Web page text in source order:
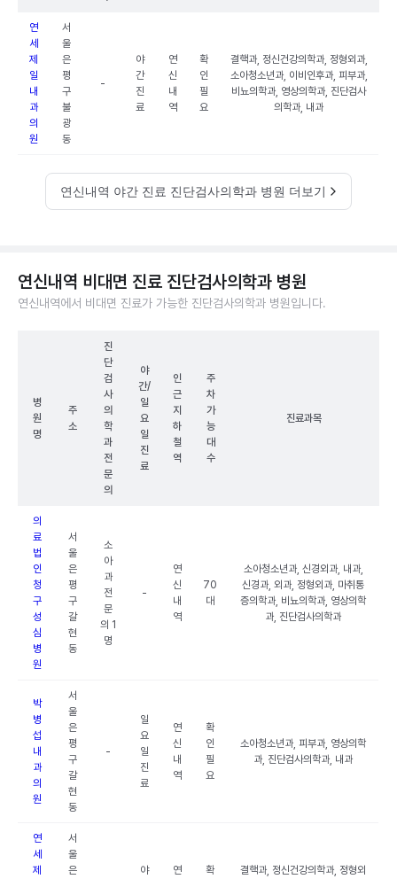
연
세
제
일
내
과
의
원
서
울
은
평
구
불
광
동
-
야
간
진
료
연
신
내
역
확
인
필
요
결핵과, 정신건강의학과, 정형외과,
소아청소년과, 이비인후과, 피부과,
비뇨의학과, 영상의학과, 진단검사
의학과, 내과
연신내역 야간 진료 진단검사의학과 병원 더보기
연신내역 비대면 진료 진단검사의학과 병원
연신내역에서 비대면 진료가 가능한 진단검사의학과 병원입니다.
병
원
명
주
소
진
단
검
사
의
학
과
전
문
의
야
간/
일
요
일
진
료
인
근
지
하
철
역
주
차
가
능
대
수
진료과목
의
료
법
인
청
구
성
심
병
원
서
울
은
평
구
갈
현
동
소
아
과
전
문
의 1
명
-
연
신
내
역
70
대
소아청소년과, 신경외과, 내과,
신경과, 외과, 정형외과, 마취통
증의학과, 비뇨의학과, 영상의학
과, 진단검사의학과
박
병
섭
내
과
의
원
서
울
은
평
구
갈
현
동
-
일
요
일
진
료
연
신
내
역
확
인
필
요
소아청소년과, 피부과, 영상의학
과, 진단검사의학과, 내과
연
세
제
서
울
은
야
연
확
결핵과, 정신건강의학과, 정형외